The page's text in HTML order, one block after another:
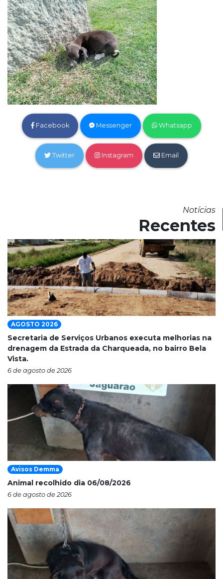
Facebook Messenger Whatsapp
Twitter Instagram Email
Notícias
Recentes
AGOSTO 2026
Secretaria de Serviços Urbanos executa melhorias na
drenagem da Estrada da Charqueada, no bairro Bela
Vista.
6 de agosto de 2026
Avisos Demma
Animal recolhido dia 06/08/2026
6 de agosto de 2026